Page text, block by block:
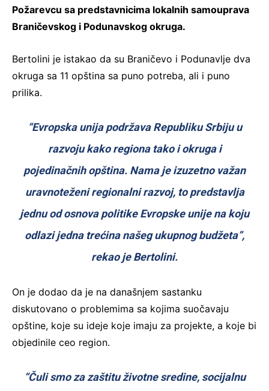
Požarevcu sa predstavnicima lokalnih samouprava
Braničevskog i Podunavskog okruga.
Bertolini je istakao da su Braničevo i Podunavlje dva
okruga sa 11 opština sa puno potreba, ali i puno
prilika.
“Evropska unija podržava Republiku Srbiju u
razvoju kako regiona tako i okruga i
pojedinačnih opština. Nama je izuzetno važan
uravnoteženi regionalni razvoj, to predstavlja
jednu od osnova politike Evropske unije na koju
odlazi jedna trećina našeg ukupnog budžeta”,
rekao je Bertolini.
On je dodao da je na današnjem sastanku
diskutovano o problemima sa kojima suočavaju
opštine, koje su ideje koje imaju za projekte, a koje bi
objedinile ceo region.
“Čuli smo za zaštitu životne sredine, socijalnu